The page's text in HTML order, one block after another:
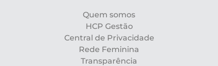
Quem somos
HCP Gestão
Central de Privacidade
Rede Feminina
Transparência